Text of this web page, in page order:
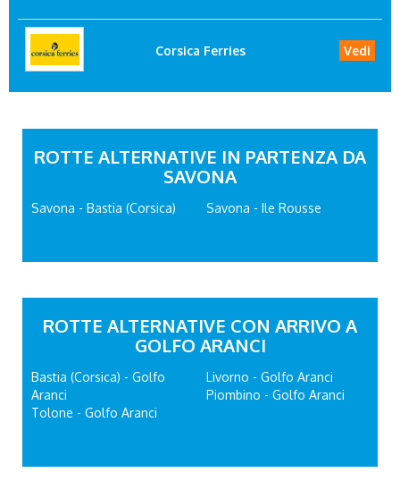
Corsica Ferries Vedi
ROTTE ALTERNATIVE IN PARTENZA DA
SAVONA
Savona - Bastia (Corsica) Savona - Ile Rousse
ROTTE ALTERNATIVE CON ARRIVO A
GOLFO ARANCI
Bastia (Corsica) - Golfo
Aranci
Tolone - Golfo Aranci
Livorno - Golfo Aranci
Piombino - Golfo Aranci